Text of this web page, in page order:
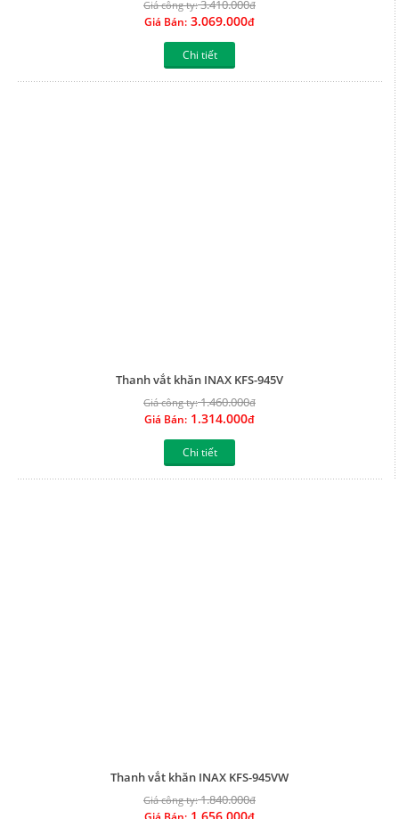
Giá công ty:3.410.000đ
Giá Bán: 3.069.000đ
Chi tiết
Thanh vắt khăn INAX KFS-945V
Giá công ty:1.460.000đ
Giá Bán: 1.314.000đ
Chi tiết
Thanh vắt khăn INAX KFS-945VW
Giá công ty:1.840.000đ